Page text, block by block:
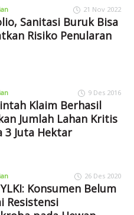
21 Nov 2022
Sanitasi Buruk Bisa
Risiko Penularan
9 Des 2016
Klaim Berhasil
Jumlah Lahan Kritis
3 Juta Hektar
26 Des 2020
Konsumen Belum
Resistensi